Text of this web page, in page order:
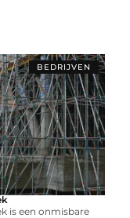
BEDRIJVEN
is een onmisbare